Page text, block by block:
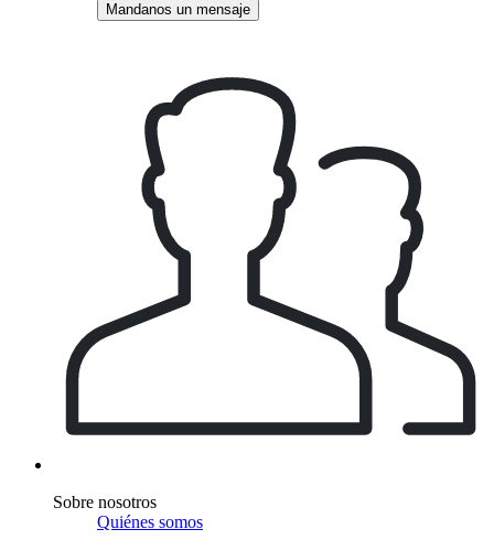
Mandanos un mensaje
Sobre nosotros
Quiénes somos